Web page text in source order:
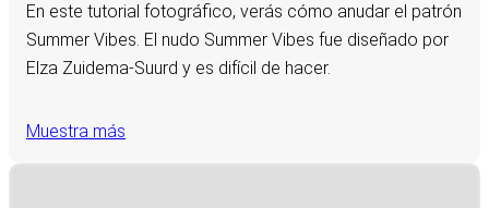
En este tutorial fotográfico, verás cómo anudar el patrón
Summer Vibes. El nudo Summer Vibes fue diseñado por
Elza Zuidema-Suurd y es difícil de hacer.
Muestra más